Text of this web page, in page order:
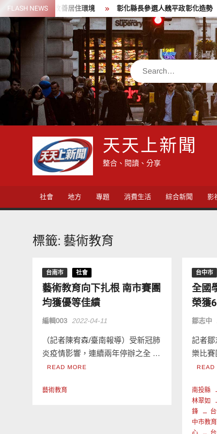
Skip
to
content
FLASH NEWS
長者並改善居住環境 彰化縣長參選人魏平政彰化造勢 喊福利
Search
天天上新聞
整合、閱讀、分享
社會 地方 專題 消費生活 綜合新聞 影
標籤: 藝術教育
台南市 社會
藝術教育向下扎根 南市賽團
均獲優等佳績
編輯003 2022-04-11
（記者陳宥森/臺南報導）受新冠肺
炎疫情影響，連續兩年停辦之全 …
READ MORE
藝術教育
台中市
全國
榮獲
鄒志中
記者
樂比
READ
南投縣
林翠如
鋒
中市教
心